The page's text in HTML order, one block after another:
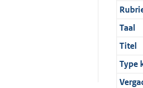
Taal
Titel
Type